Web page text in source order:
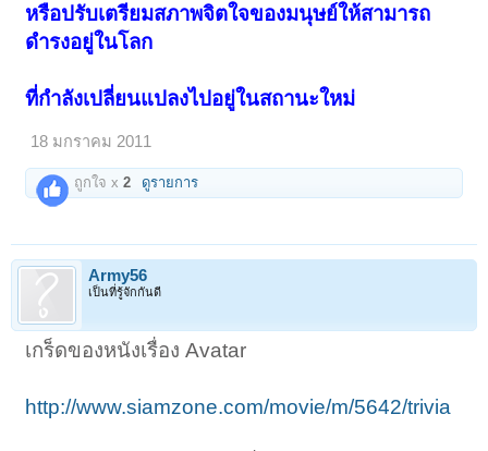
หรือปรับเตรียมสภาพจิตใจของมนุษย์ให้สามารถ
ดำรงอยู่ในโลก
ที่กำลังเปลี่ยนแปลงไปอยู่ในสถานะใหม่
18 มกราคม 2011
ถูกใจ x2 ดูรายการ
Army56
เป็นที่รู้จักกันดี
เกร็ดของหนังเรื่อง Avatar
http://www.siamzone.com/movie/m/5642/trivia